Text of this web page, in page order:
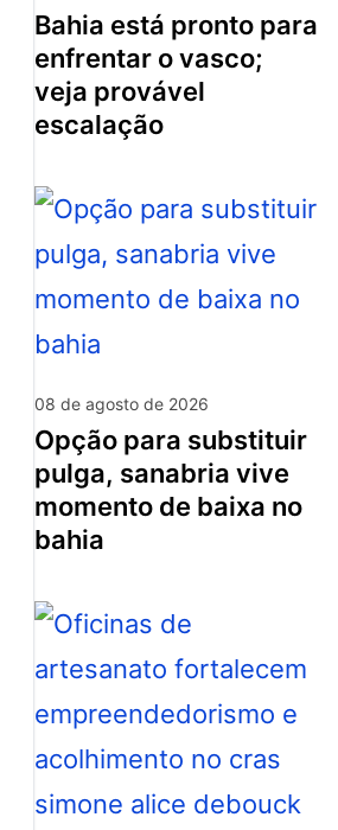
bahia está pronto para
enfrentar o vasco;
veja provável
escalação
08 de agosto de 2026
opção para substituir
pulga, sanabria vive
momento de baixa no
bahia